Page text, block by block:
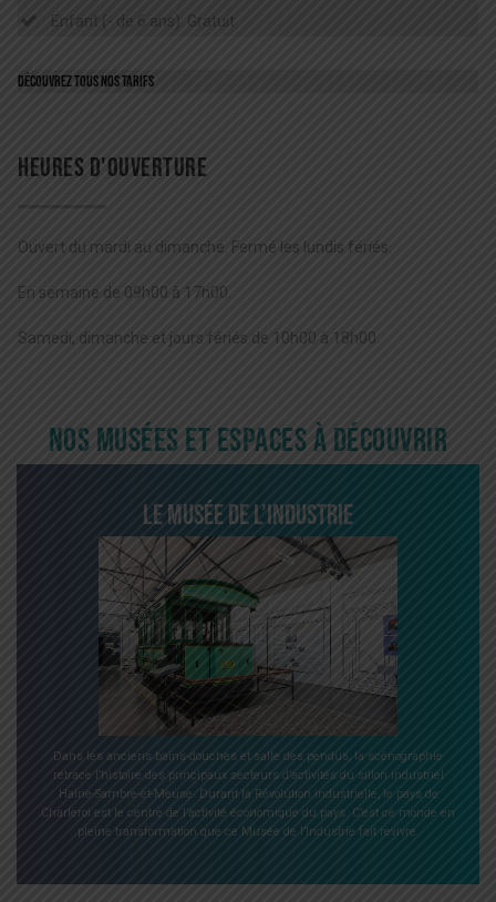
Enfant (- de 6 ans): Gratuit
Découvrez tous nos tarifs
HEURES D'OUVERTURE
Ouvert du mardi au dimanche. Fermé les lundis fériés.
En semaine de 09h00 à 17h00.
Samedi, dimanche et jours fériés de 10h00 à 18h00.
Nos musées et espaces à découvrir
Dans les anciens bains-douches et salle des pendus, la scénographie
retrace l’histoire des principaux secteurs d’activités du sillon industriel
Haine-Sambre-et-Meuse. Durant la Révolution industrielle, le pays de
Charleroi est le centre de l’activité économique du pays. C’est ce monde en
pleine transformation que ce Musée de l’Industrie fait revivre.
Le Musée de l'Industrie